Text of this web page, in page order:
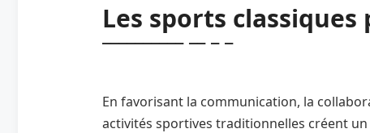
Les sports
En favorisant la communication, la
activités sportives traditionnelles créent